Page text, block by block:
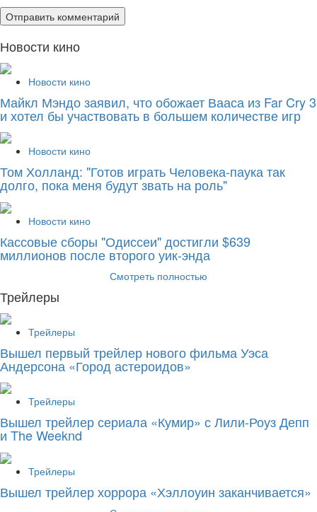
Новости кино
Новости кино
Майкл Мэндо заявил, что обожает Вааса из Far Cry 3
и хотел бы участвовать в большем количестве игр
Новости кино
Том Холланд: "Готов играть Человека-паука так
долго, пока меня будут звать на роль"
Новости кино
Кассовые сборы "Одиссеи" достигли $639
миллионов после второго уик-энда
Смотреть полностью
Трейлеры
Трейлеры
Вышел первый трейлер нового фильма Уэса
Андерсона «Город астероидов»
Трейлеры
Вышел трейлер сериала «Кумир» с Лили-Роуз Депп
и The Weeknd
Трейлеры
Вышел трейлер хоррора «Хэллоуин заканчивается»